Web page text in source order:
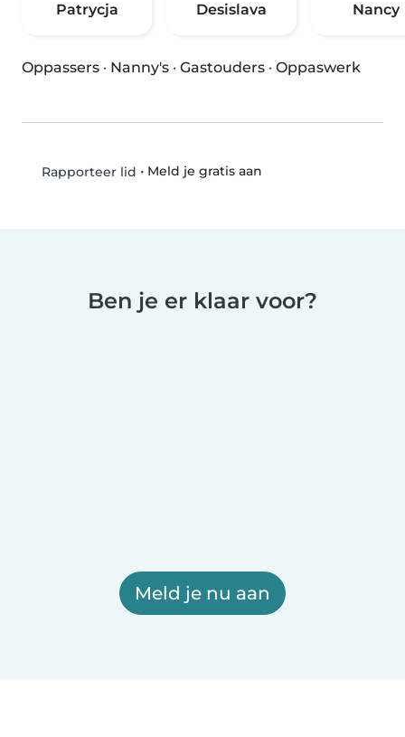
Patrycja Desislava Nancy
Oppassers · Nanny's · Gastouders · Oppaswerk
Rapporteer lid • Meld je gratis aan
Ben je er klaar voor?
Meld je nu aan